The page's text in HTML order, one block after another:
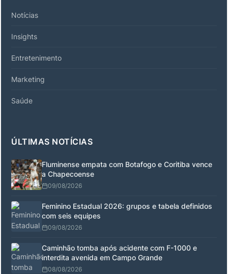
Notícias
Insights
Entretenimento
Marketing
Saúde
ÚLTIMAS NOTÍCIAS
Fluminense empata com Botafogo e Coritiba vence
a Chapecoense
09/08/2026
Feminino Estadual 2026: grupos e tabela definidos
com seis equipes
09/08/2026
Caminhão tomba após acidente com F-1000 e
interdita avenida em Campo Grande
08/08/2026